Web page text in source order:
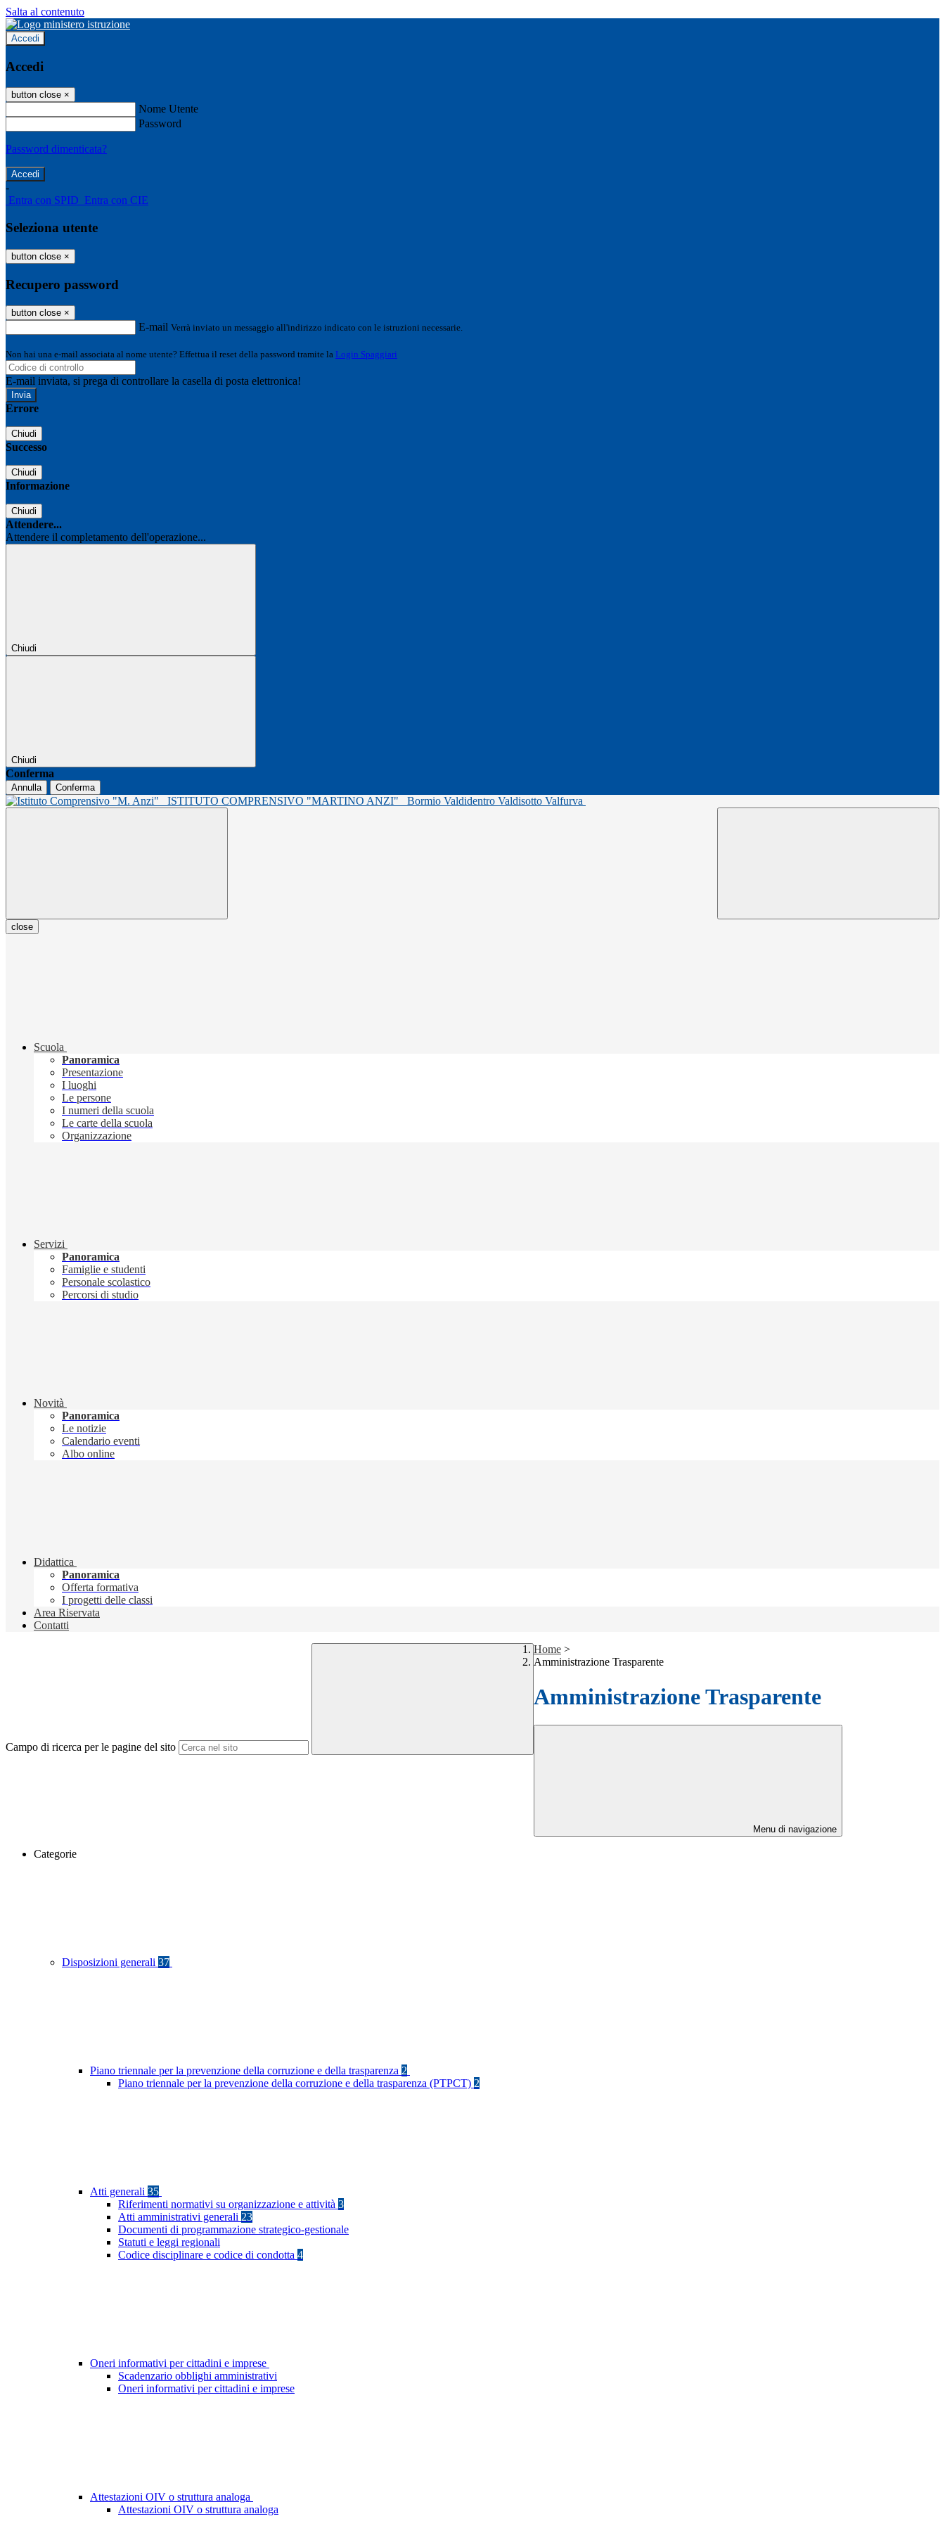
Salta al contenuto
Accedi
Accedi
button close ×
Nome Utente
Password
Password dimenticata?
-
Entra con SPID Entra con CIE
Seleziona utente
button close ×
Recupero password
button close ×
E-mail Verrà inviato un messaggio all'indirizzo indicato con le istruzioni necessarie.
Non hai una e-mail associata al nome utente? Effettua il reset della password tramite la Login Spaggiari
E-mail inviata, si prega di controllare la casella di posta elettronica!
Errore
Chiudi
Successo
Chiudi
Informazione
Chiudi
Attendere...
Attendere il completamento dell'operazione...
Chiudi
Chiudi
Conferma
Annulla Conferma
ISTITUTO COMPRENSIVO "MARTINO ANZI" Bormio Valdidentro Valdisotto Valfurva
close
Scuola
Panoramica
Presentazione
I luoghi
Le persone
I numeri della scuola
Le carte della scuola
Organizzazione
Servizi
Panoramica
Famiglie e studenti
Personale scolastico
Percorsi di studio
Novità
Panoramica
Le notizie
Calendario eventi
Albo online
Didattica
Panoramica
Offerta formativa
I progetti delle classi
Area Riservata
Contatti
Campo di ricerca per le pagine del sito
Home >
Amministrazione Trasparente
Amministrazione Trasparente
Menu di navigazione
Categorie
Disposizioni generali 37
Piano triennale per la prevenzione della corruzione e della trasparenza 2
Piano triennale per la prevenzione della corruzione e della trasparenza (PTPCT) 2
Atti generali 35
Riferimenti normativi su organizzazione e attività 3
Atti amministrativi generali 23
Documenti di programmazione strategico-gestionale
Statuti e leggi regionali
Codice disciplinare e codice di condotta 4
Oneri informativi per cittadini e imprese
Scadenzario obblighi amministrativi
Oneri informativi per cittadini e imprese
Attestazioni OIV o struttura analoga
Attestazioni OIV o struttura analoga